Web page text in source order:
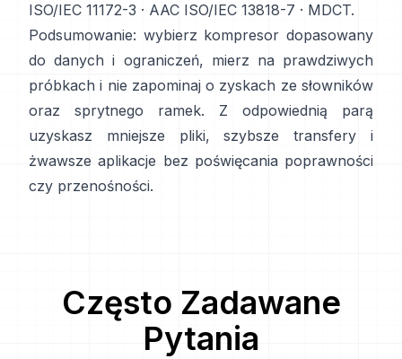
ISO/IEC 11172-3 · AAC ISO/IEC 13818-7 · MDCT.
Podsumowanie: wybierz kompresor dopasowany
do danych i ograniczeń, mierz na prawdziwych
próbkach i nie zapominaj o zyskach ze słowników
oraz sprytnego ramek. Z odpowiednią parą
uzyskasz mniejsze pliki, szybsze transfery i
żwawsze aplikacje bez poświęcania poprawności
czy przenośności.
Często Zadawane
Pytania